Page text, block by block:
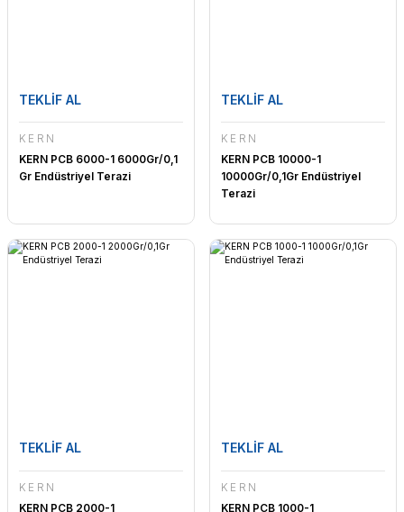
TEKLİF AL
KERN
KERN PCB 6000-1 6000Gr/0,1
Gr Endüstriyel Terazi
TEKLİF AL
KERN
KERN PCB 10000-1
10000Gr/0,1Gr Endüstriyel
Terazi
TEKLİF AL
KERN
KERN PCB 2000-1
TEKLİF AL
KERN
KERN PCB 1000-1